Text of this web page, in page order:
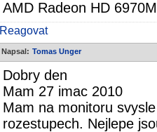
AMD Radeon HD
Reagovat
Napsal: Tomas Unger
Dobry den
Mam 27 imac 2010
Mam na monitoru
rozestupech. Nejlepe